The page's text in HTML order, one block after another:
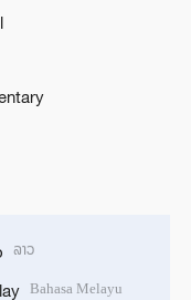
ລາວ
Bahasa Melayu